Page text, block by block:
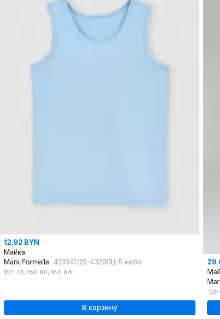
12.92 BYN
Майка
Mark Formelle 423341/25-43290Ц-5 небо
152-76, 158-80, 164-84
В корзину